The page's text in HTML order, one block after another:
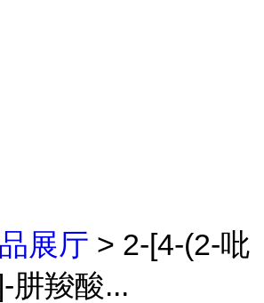
展厅 > 2-[4-(2-吡
肼羧酸...